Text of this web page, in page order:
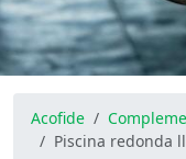
Acofide
Piscina redonda